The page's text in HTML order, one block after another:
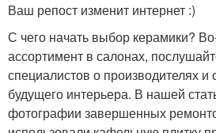
Ваш репост изменит интернет :)
С чего начать выбор керамики?
ассортимент в салонах,
специалистов о производителях и
будущего интерьера. В нашей
фотографии завершенных